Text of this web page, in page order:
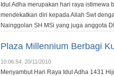
Idul Adha merupakan hari raya
mendekatkan diri kepada Allah Swt
Nainggolan SH MSi yang juga anggota
Plaza Millennium Berbagi
10:06:54, 20/11/2010
Menyambut Hari Raya Idul Adha 1431